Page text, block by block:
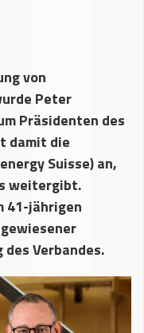
von
Peter
Präsidenten des
damit die
Suisse) an,
weitergibt.
41-jährigen
Verbandes.